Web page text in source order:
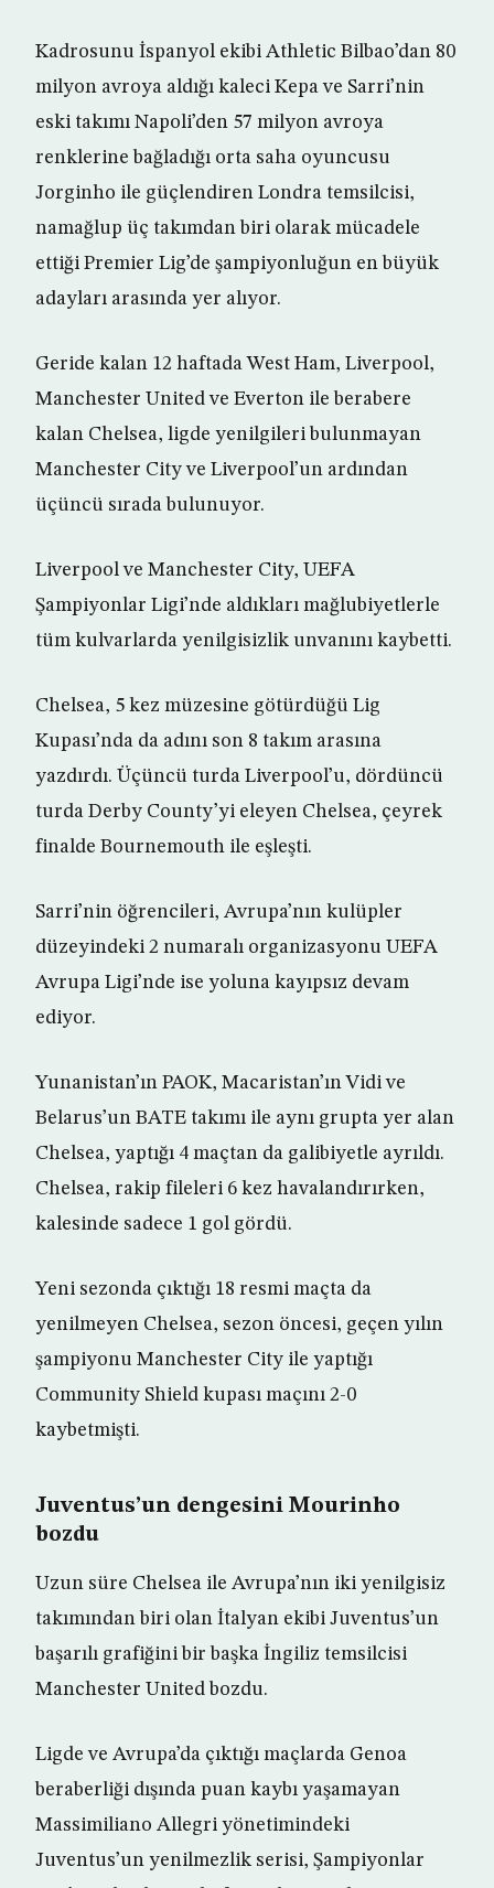
Kadrosunu İspanyol ekibi Athletic Bilbao’dan 80
milyon avroya aldığı kaleci Kepa ve Sarri’nin
eski takımı Napoli’den 57 milyon avroya
renklerine bağladığı orta saha oyuncusu
Jorginho ile güçlendiren Londra temsilcisi,
namağlup üç takımdan biri olarak mücadele
ettiği Premier Lig’de şampiyonluğun en büyük
adayları arasında yer alıyor.
Geride kalan 12 haftada West Ham, Liverpool,
Manchester United ve Everton ile berabere
kalan Chelsea, ligde yenilgileri bulunmayan
Manchester City ve Liverpool’un ardından
üçüncü sırada bulunuyor.
Liverpool ve Manchester City, UEFA
Şampiyonlar Ligi’nde aldıkları mağlubiyetlerle
tüm kulvarlarda yenilgisizlik unvanını kaybetti.
Chelsea, 5 kez müzesine götürdüğü Lig
Kupası’nda da adını son 8 takım arasına
yazdırdı. Üçüncü turda Liverpool’u, dördüncü
turda Derby County’yi eleyen Chelsea, çeyrek
finalde Bournemouth ile eşleşti.
Sarri’nin öğrencileri, Avrupa’nın kulüpler
düzeyindeki 2 numaralı organizasyonu UEFA
Avrupa Ligi’nde ise yoluna kayıpsız devam
ediyor.
Yunanistan’ın PAOK, Macaristan’ın Vidi ve
Belarus’un BATE takımı ile aynı grupta yer alan
Chelsea, yaptığı 4 maçtan da galibiyetle ayrıldı.
Chelsea, rakip fileleri 6 kez havalandırırken,
kalesinde sadece 1 gol gördü.
Yeni sezonda çıktığı 18 resmi maçta da
yenilmeyen Chelsea, sezon öncesi, geçen yılın
şampiyonu Manchester City ile yaptığı
Community Shield kupası maçını 2-0
kaybetmişti.
Juventus’un dengesini Mourinho
bozdu
Uzun süre Chelsea ile Avrupa’nın iki yenilgisiz
takımından biri olan İtalyan ekibi Juventus’un
başarılı grafiğini bir başka İngiliz temsilcisi
Manchester United bozdu.
Ligde ve Avrupa’da çıktığı maçlarda Genoa
beraberliği dışında puan kaybı yaşamayan
Massimiliano Allegri yönetimindeki
Juventus’un yenilmezlik serisi, Şampiyonlar